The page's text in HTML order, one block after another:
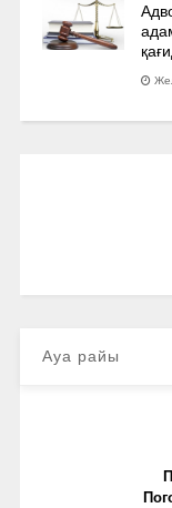
Ауа райы